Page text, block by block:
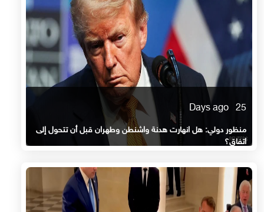
25 Days ago
منظور دولي: هل انهارت هدنة واشنطن وطهران قبل أن تتحول إلى
اتفاق؟